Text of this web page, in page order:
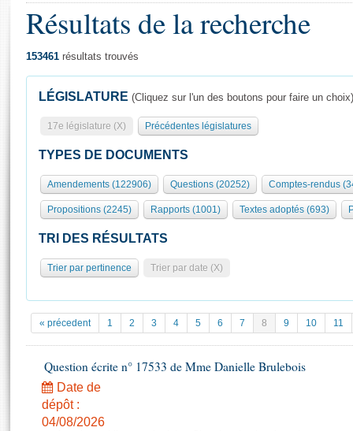
Présidence
577 députés
Groupes politiques
Séance publique
Commissions et autres organes
Europe et International
Pétitions
Projets de loi
Propositions de loi
Amendements
Textes adoptés
Général
Rôle et pouvoirs de l'Assemblée
Organisation de l'Assemblée
Présidence Conférence des Présidents Bureau Collège des
Statistiques et chiffres clés
Documents de référence
( Constitution | Règlement de l'Assemblée ... )
Histoire
Juniors
Visiter l'Assemblée
Visite virtuelle du palais Bourbon
Assister à une séance
La Bibliothèque
Contacts et plan d'accès
Photos libres de droit
Résultats de la recherche
153461 résultats trouvés
LÉGISLATURE (Cliquez sur l'un des boutons pour faire un choix)
17e législature (X) Précédentes législatures
TYPES DE DOCUMENTS
Amendements (122906) Questions (20252) Comptes-rendus
Propositions (2245) Rapports (1001) Textes adoptés (693)
TRI DES RÉSULTATS
Trier par pertinence Trier par date (X)
« précedent 1 2 3 4 5 6 7 8 9 10 11
Question écrite n° 17533 de Mme Danielle Brulebois
Date de
dépôt :
04/08/2026